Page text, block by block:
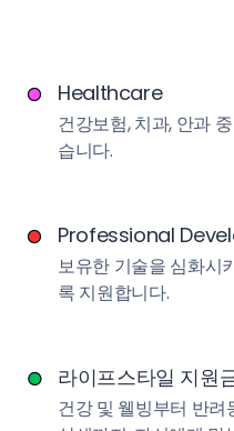
Healthcare
건강보험, 치과, 안과
습니다.
Professional
보유한 기술을 심화시
록 지원합니다.
라이프스타일 지원
건강 및 웰빙부터 반